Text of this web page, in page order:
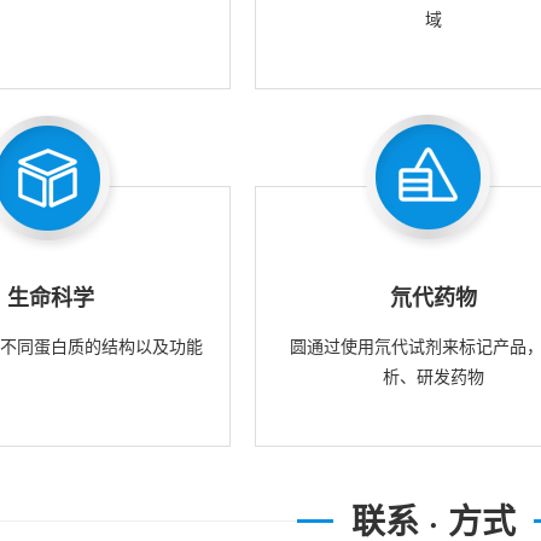
域
生命科学
同蛋白质的结构以及功能
氘代药物
圆通过使用氘代试剂来标记产品
析、研发药物
联系 · 方式